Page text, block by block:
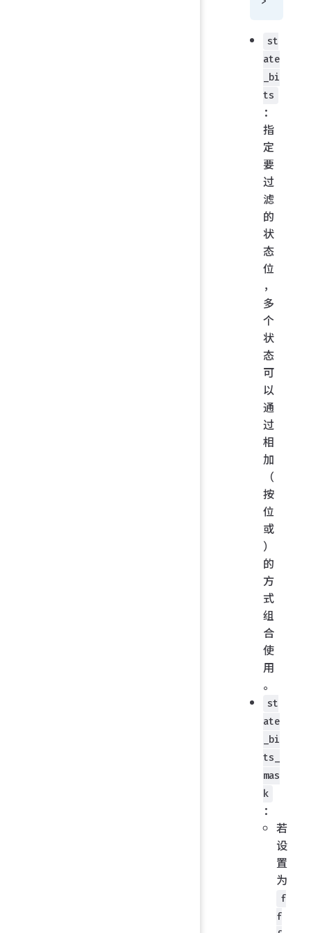
st
ate
_bi
ts
：
指
定
要
过
滤
的
状
态
位
，
多
个
状
态
可
以
通
过
相
加
（
按
位
或
）
的
方
式
组
合
使
用
。
st
ate
_bi
ts_
mas
k
：
若
设
置
为
f
f